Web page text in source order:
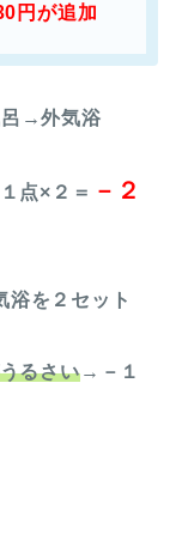
円が追加
→外気浴
点×２＝ －２
を２セット
るさい→ －１